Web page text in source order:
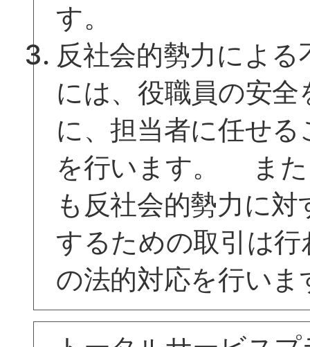
す。
反社会的勢力によ
には、役職員の安
に、担当者に任せ
を行います。 また
も反社会的勢力に
するための取引は
の法的対応を行いま